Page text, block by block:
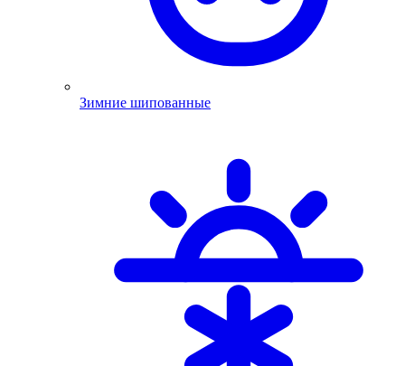
Зимние шипованные